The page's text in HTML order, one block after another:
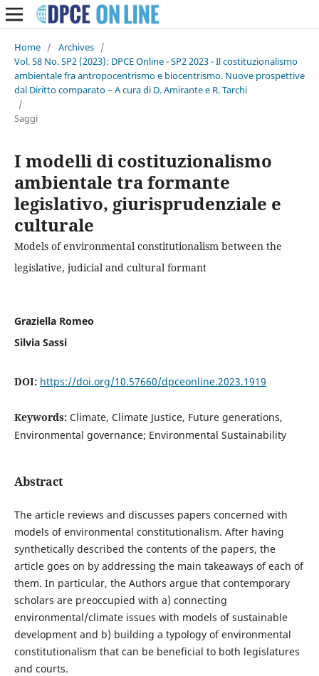
Home / Archives /
Vol. 58 No. SP2 (2023): DPCE Online - SP2 2023 - Il costituzionalismo
ambientale fra antropocentrismo e biocentrismo. Nuove prospettive
dal Diritto comparato – A cura di D. Amirante e R. Tarchi
/
Saggi
I modelli di costituzionalismo
ambientale tra formante
legislativo, giurisprudenziale e
culturale
Models of environmental constitutionalism between the
legislative, judicial and cultural formant
Graziella Romeo
Silvia Sassi
DOI: https://doi.org/10.57660/dpceonline.2023.1919
Keywords: Climate, Climate Justice, Future generations,
Environmental governance; Environmental Sustainability
Abstract
The article reviews and discusses papers concerned with
models of environmental constitutionalism. After having
synthetically described the contents of the papers, the
article goes on by addressing the main takeaways of each of
them. In particular, the Authors argue that contemporary
scholars are preoccupied with a) connecting
environmental/climate issues with models of sustainable
development and b) building a typology of environmental
constitutionalism that can be beneficial to both legislatures
and courts.